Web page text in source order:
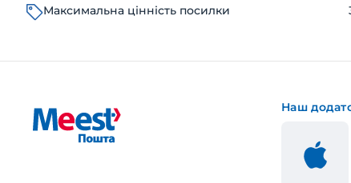
Максимальна цінність посилки
Наш